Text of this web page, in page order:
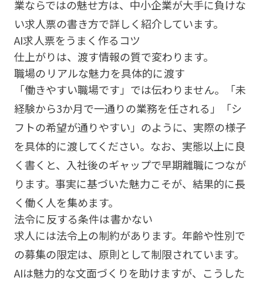
業ならではの魅せ方は、 中小企業が大手に負けな
い求人票の書き方で詳しく紹介しています。
AI求人票をうまく作るコツ
仕上がりは、渡す情報の質で変わります。
職場のリアルな魅力を具体的に渡す
「働きやすい職場です」では伝わりません。「未
経験から3か月で一通りの業務を任される」「シ
フトの希望が通りやすい」のように、実際の様子
を具体的に渡してください。なお、実態以上に良
く書くと、入社後のギャップで早期離職につなが
ります。事実に基づいた魅力こそが、結果的に長
く働く人を集めます。
法令に反する条件は書かない
求人には法令上の制約があります。年齢や性別で
の募集の限定は、原則として制限されています。
AIは魅力的な文面づくりを助けますが、こうした